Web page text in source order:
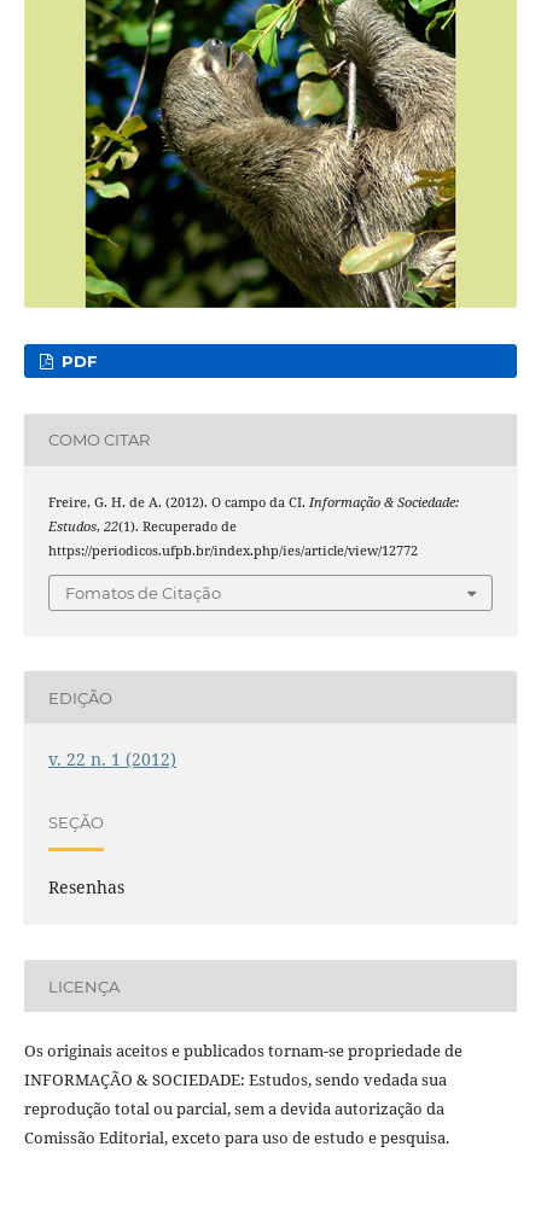
PDF
COMO CITAR
Freire, G. H. de A. (2012). O campo da CI. Informação & Sociedade:
Estudos, 22(1). Recuperado de
https://periodicos.ufpb.br/index.php/ies/article/view/12772
Fomatos de Citação
EDIÇÃO
v. 22 n. 1 (2012)
SEÇÃO
Resenhas
LICENÇA
Os originais aceitos e publicados tornam-se propriedade de
INFORMAÇÃO & SOCIEDADE: Estudos, sendo vedada sua
reprodução total ou parcial, sem a devida autorização da
Comissão Editorial, exceto para uso de estudo e pesquisa.